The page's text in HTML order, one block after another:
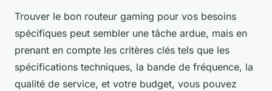
Trouver le bon routeur gaming pour vos besoins
spécifiques peut sembler une tâche ardue, mais en
prenant en compte les critères clés tels que les
spécifications techniques, la bande de fréquence, la
qualité de service, et votre budget, vous pouvez